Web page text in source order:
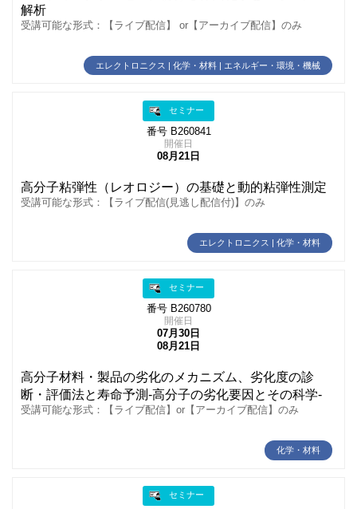
解析
受講可能な形式：【ライブ配信】 or【アーカイブ配信】のみ
エレクトロニクス | 化学・材料 | エネルギー・環境・機械
セミナー
番号 B260841
開催日
08月21日
高分子粘弾性（レオロジー）の基礎と動的粘弾性測定
受講可能な形式：【ライブ配信(見逃し配信付)】のみ
エレクトロニクス | 化学・材料
セミナー
番号 B260780
開催日
07月30日
08月21日
高分子材料・製品の劣化のメカニズム、劣化度の診
断・評価法と寿命予測‐高分子の劣化要因とその科学‐
受講可能な形式：【ライブ配信】or【アーカイブ配信】のみ
化学・材料
セミナー